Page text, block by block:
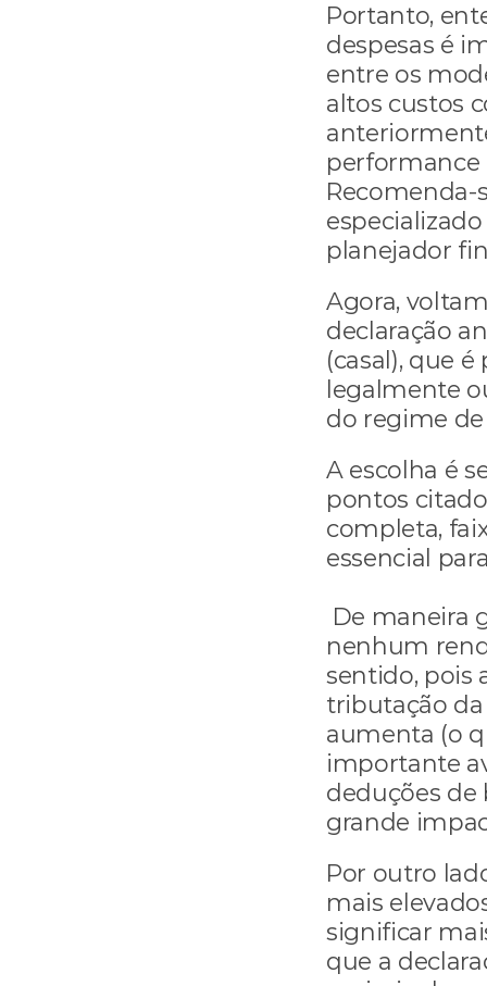
Portanto,
despesas é
entre os
altos custos
Recomenda-
planejador
Agora,
declaração
(casal), que
legalmente
do regime de
A escolha é
pontos
completa,
essencial
De maneira
nenhum
sentido, pois
tributação
aumenta (o
importante
deduções de
grande
Por outro
mais
significar
que a